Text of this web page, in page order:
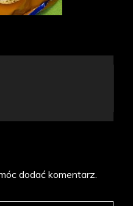
dodać komentarz.